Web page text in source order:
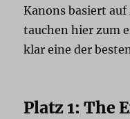
Kanons basiert auf
tauchen hier zum
klar eine der
Platz 1: The